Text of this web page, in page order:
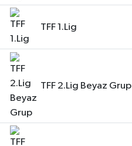
TFF 1.Lig
TFF 2.Lig Beyaz Grup